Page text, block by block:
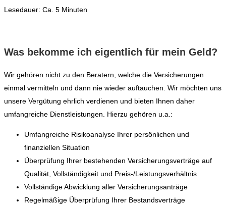
Lesedauer: Ca. 5 Minuten
Was bekomme ich eigentlich für mein Geld?
Wir gehören nicht zu den Beratern, welche die Versicherungen
einmal vermitteln und dann nie wieder auftauchen. Wir möchten uns
unsere Vergütung ehrlich verdienen und bieten Ihnen daher
umfangreiche Dienstleistungen. Hierzu gehören u.a.:
Umfangreiche Risikoanalyse Ihrer persönlichen und
finanziellen Situation
Überprüfung Ihrer bestehenden Versicherungsverträge auf
Qualität, Vollständigkeit und Preis-/Leistungsverhältnis
Vollständige Abwicklung aller Versicherungsanträge
Regelmäßige Überprüfung Ihrer Bestandsverträge